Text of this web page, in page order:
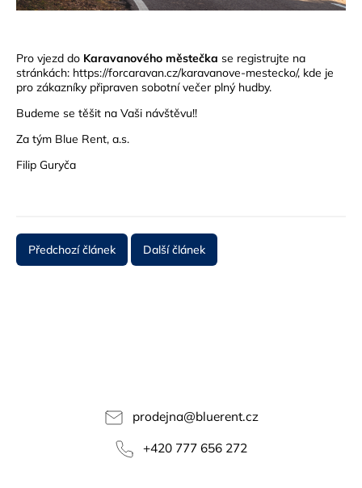
Pro vjezd do Karavanového městečka se registrujte na
stránkách: https://forcaravan.cz/karavanove-mestecko/, kde je
pro zákazníky připraven sobotní večer plný hudby.
Budeme se těšit na Vaši návštěvu!!
Za tým Blue Rent, a.s.
Filip Guryča
Předchozí článek Další článek
prodejna@bluerent.cz
+420 777 656 272